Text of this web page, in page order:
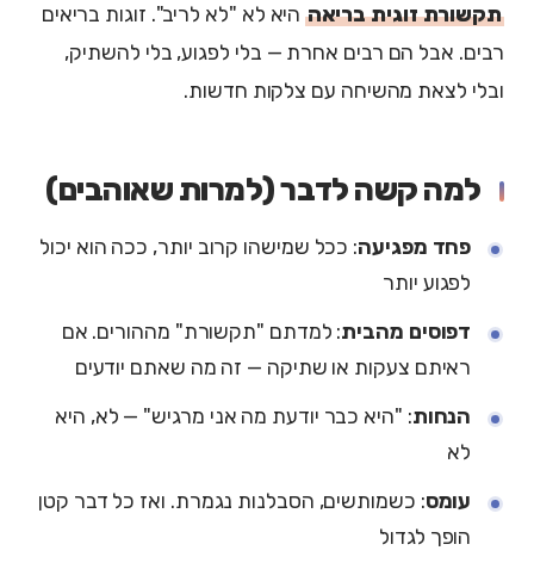
תקשורת זוגית בריאההיא לא "לא לריב". זוגות בריאים
רבים. אבל הם רבים אחרת — בלי לפגוע, בלי להשתיק,
ובלי לצאת מהשיחה עם צלקות חדשות.
למה קשה לדבר (למרות שאוהבים)
פחד מפגיעה: ככל שמישהו קרוב יותר, ככה הוא יכול
לפגוע יותר
דפוסים מהבית: למדתם "תקשורת" מההורים. אם
ראיתם צעקות או שתיקה — זה מה שאתם יודעים
הנחות: "היא כבר יודעת מה אני מרגיש" — לא, היא
לא
עומס: כשמותשים, הסבלנות נגמרת. ואז כל דבר קטן
הופך לגדול